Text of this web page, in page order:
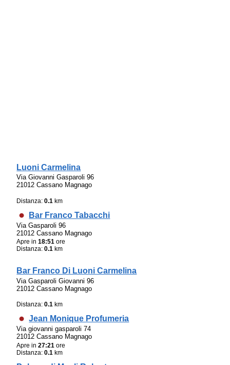
Luoni Carmelina
Via Giovanni Gasparoli 96
21012 Cassano Magnago
Distanza:0.1 km
Bar Franco Tabacchi
Via Gasparoli 96
21012 Cassano Magnago
Apre in18:51 ore
Distanza:0.1 km
Bar Franco Di Luoni Carmelina
Via Gasparoli Giovanni 96
21012 Cassano Magnago
Distanza:0.1 km
Jean Monique Profumeria
Via giovanni gasparoli 74
21012 Cassano Magnago
Apre in27:21 ore
Distanza:0.1 km